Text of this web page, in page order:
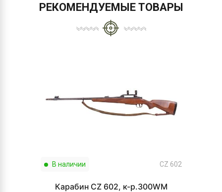
РЕКОМЕНДУЕМЫЕ ТОВАРЫ
В наличии CZ 602
Карабин CZ 602, к-р.300WM